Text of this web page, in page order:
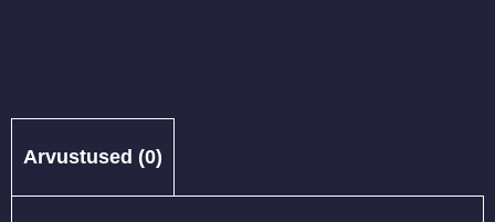
Arvustused (0)